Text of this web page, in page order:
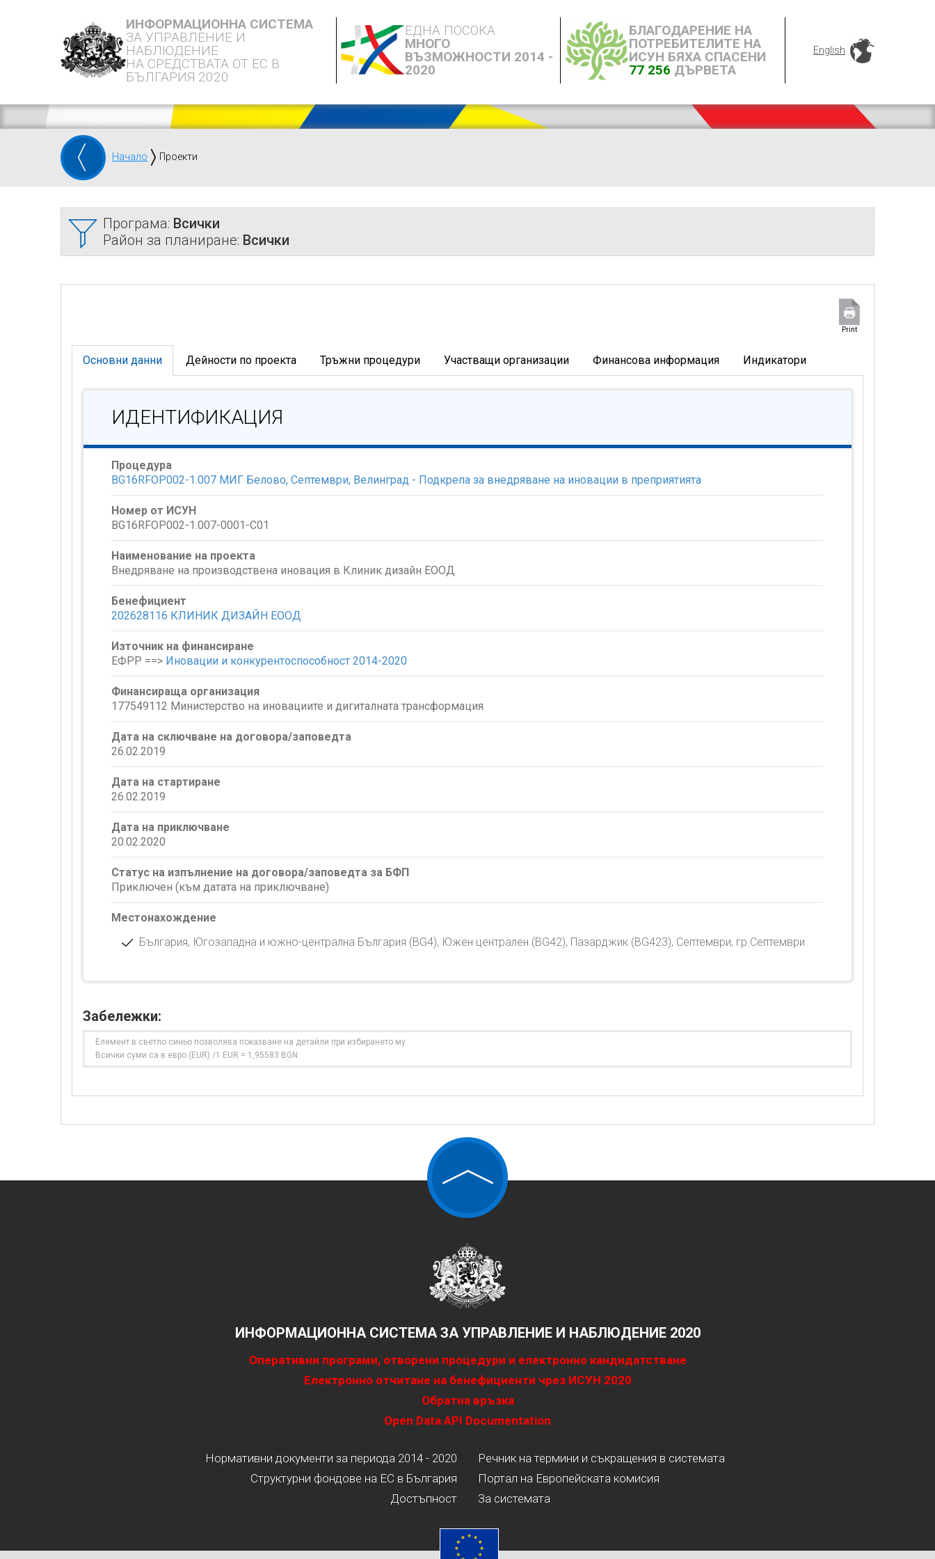
ИНФОРМАЦИОННА СИСТЕМА
ЗА УПРАВЛЕНИЕ И
НАБЛЮДЕНИЕ
НА СРЕДСТВАТА ОТ ЕС В
БЪЛГАРИЯ 2020
ЕДНА ПОСОКА
МНОГО
ВЪЗМОЖНОСТИ 2014 -
2020
БЛАГОДАРЕНИЕ НА
ПОТРЕБИТЕЛИТЕ НА
ИСУН БЯХА СПАСЕНИ
77 256 ДЪРВЕТА
English
Начало Проекти
Програма: Всички
Район за планиране: Всички
Print
Основни данни Дейности по проекта Тръжни процедури Участващи организации Финансова информация Индикатори
ИДЕНТИФИКАЦИЯ
Процедура
BG16RFOP002-1.007 МИГ Белово, Септември, Велинград - Подкрепа за внедряване на иновации в преприятията
Номер от ИСУН
BG16RFOP002-1.007-0001-C01
Наименование на проекта
Внедряване на производствена иновация в Клиник дизайн ЕООД
Бенефициент
202628116 КЛИНИК ДИЗАЙН ЕООД
Източник на финансиране
ЕФРР ==> Иновации и конкурентоспособност 2014-2020
Финансираща организация
177549112 Министерство на иновациите и дигиталната трансформация
Дата на сключване на договора/заповедта
26.02.2019
Дата на стартиране
26.02.2019
Дата на приключване
20.02.2020
Статус на изпълнение на договора/заповедта за БФП
Приключен (към датата на приключване)
Местонахождение
България, Югозападна и южно-централна България (BG4), Южен централен (BG42), Пазарджик (BG423), Септември, гр.Септември
Забележки:
Елемент в светло синьо позволява показване на детайли при избирането му
Всички суми са в евро (EUR) /1 EUR = 1,95583 BGN
ИНФОРМАЦИОННА СИСТЕМА ЗА УПРАВЛЕНИЕ И НАБЛЮДЕНИЕ 2020
Оперативни програми, отворени процедури и електронно кандидатстване
Електронно отчитане на бенефициенти чрез ИСУН 2020
Обратна връзка
Open Data API Documentation
Нормативни документи за периода 2014 - 2020
Структурни фондове на ЕС в България
Достъпност
Речник на термини и съкращения в системата
Портал на Европейската комисия
За системата